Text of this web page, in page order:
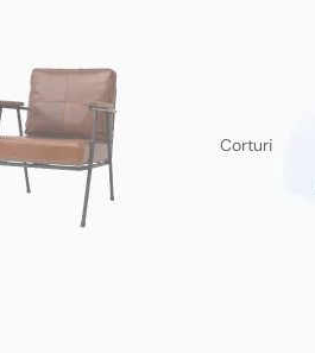
Corturi